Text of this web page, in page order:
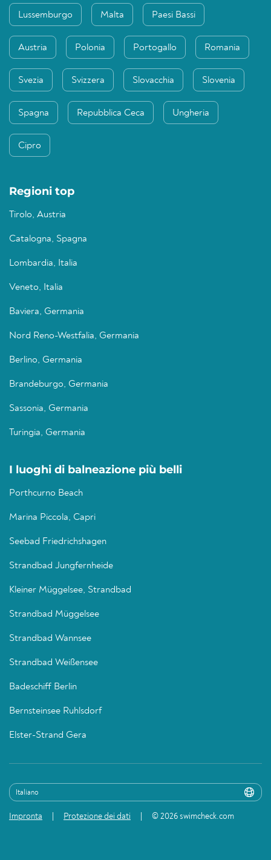
Lussemburgo Malta Paesi Bassi
Austria Polonia Portogallo Romania
Svezia Svizzera Slovacchia Slovenia
Spagna Repubblica Ceca Ungheria
Cipro
Regioni top
Tirolo, Austria
Catalogna, Spagna
Lombardia, Italia
Veneto, Italia
Baviera, Germania
Nord Reno-Westfalia, Germania
Berlino, Germania
Brandeburgo, Germania
Sassonia, Germania
Turingia, Germania
I luoghi di balneazione più belli
Porthcurno Beach
Marina Piccola, Capri
Seebad Friedrichshagen
Strandbad Jungfernheide
Kleiner Müggelsee, Strandbad
Strandbad Müggelsee
Strandbad Wannsee
Strandbad Weißensee
Badeschiff Berlin
Bernsteinsee Ruhlsdorf
Elster-Strand Gera
Impronta Protezione dei dati © 2026 swimcheck.com